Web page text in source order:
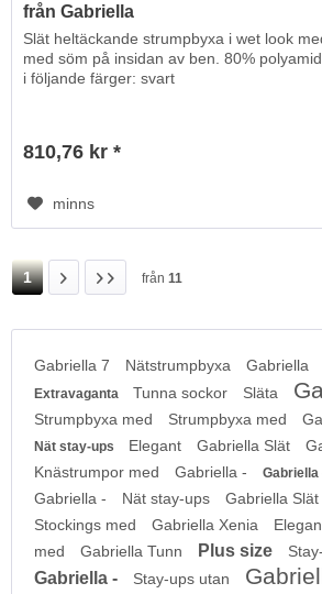
från Gabriella
Slät heltäckande strumpbyxa i wet look
med söm på insidan av ben. 80%
i följande färger: svart
810,76 kr *
minns
1 från 11
Gabriella 7 Nätstrumpbyxa Gabriella
Extravaganta Tunna sockor Släta
Strumpbyxa med Strumpbyxa med
Nät stay-ups Elegant Gabriella Slät
Knästrumpor med
Gabriella - Gabriella
Gabriella -
Nät stay-ups Gabriella Slät
Stockings med
Gabriella Xenia
med
Gabriella Tunn Plus size
Gabriella - Stay-ups utan